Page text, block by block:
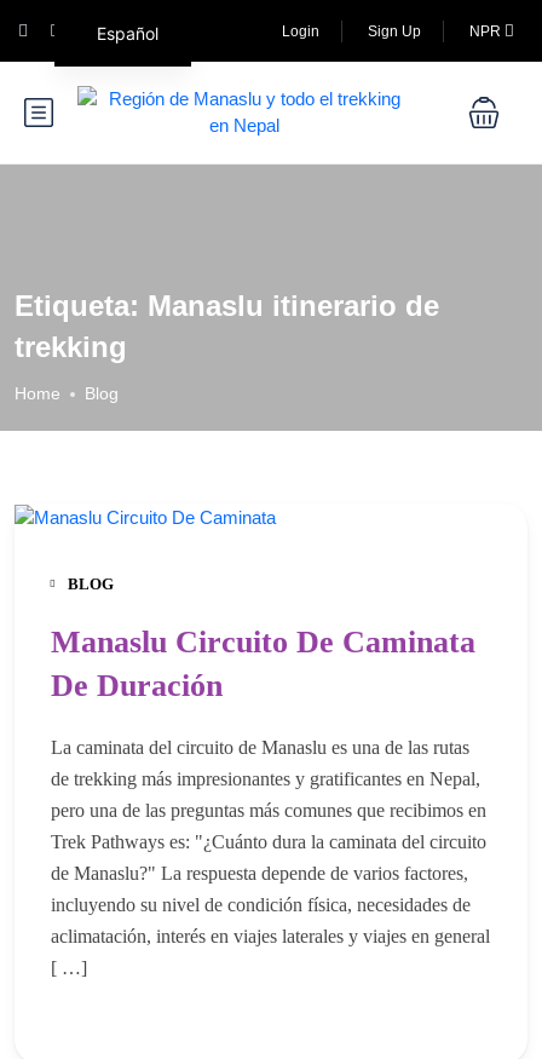
Login Sign Up NPR
Etiqueta: Manaslu itinerario de
trekking
Home Blog
BLOG
Manaslu Circuito De Caminata
De Duración
La caminata del circuito de Manaslu es una de las rutas
de trekking más impresionantes y gratificantes en Nepal,
pero una de las preguntas más comunes que recibimos en
Trek Pathways es: "¿Cuánto dura la caminata del circuito
de Manaslu?" La respuesta depende de varios factores,
incluyendo su nivel de condición física, necesidades de
aclimatación, interés en viajes laterales y viajes en general
[ …]
Español